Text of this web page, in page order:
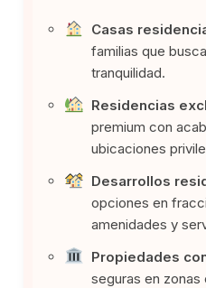
Casas
familias que
tranquilidad.
Residencias
premium con
ubicaciones
Desarrollos
opciones en
amenidades y
Propiedades
seguras en